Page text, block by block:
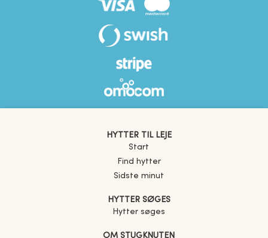
HYTTER TIL LEJE
Start
Find hytter
Sidste minut
HYTTER SØGES
Hytter søges
OM STUGKNUTEN